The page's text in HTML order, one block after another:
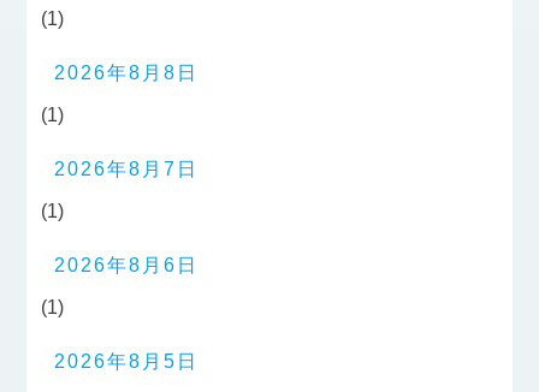
(1)
2026年8月8日
(1)
2026年8月7日
(1)
2026年8月6日
(1)
2026年8月5日